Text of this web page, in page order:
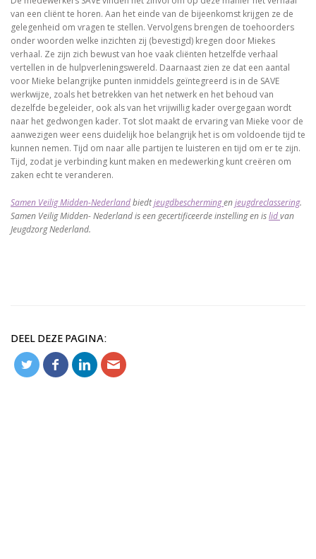
van een cliënt te horen. Aan het einde van de bijeenkomst krijgen ze de
gelegenheid om vragen te stellen. Vervolgens brengen de toehoorders
onder woorden welke inzichten zij (bevestigd) kregen door Miekes
verhaal. Ze zijn zich bewust van hoe vaak cliënten hetzelfde verhaal
vertellen in de hulpverleningswereld. Daarnaast zien ze dat een aantal
voor Mieke belangrijke punten inmiddels geïntegreerd is in de SAVE
werkwijze, zoals het betrekken van het netwerk en het behoud van
dezelfde begeleider, ook als van het vrijwillig kader overgegaan wordt
naar het gedwongen kader. Tot slot maakt de ervaring van Mieke voor de
aanwezigen weer eens duidelijk hoe belangrijk het is om voldoende tijd te
kunnen nemen. Tijd om naar alle partijen te luisteren en tijd om er te zijn.
Tijd, zodat je verbinding kunt maken en medewerking kunt creëren om
zaken echt te veranderen.
Samen Veilig Midden-Nederlandbiedtjeugdbeschermingenjeugdreclassering.
Samen Veilig Midden- Nederland is een gecertificeerde instelling en islidvan
Jeugdzorg Nederland.
DEEL DEZE PAGINA: